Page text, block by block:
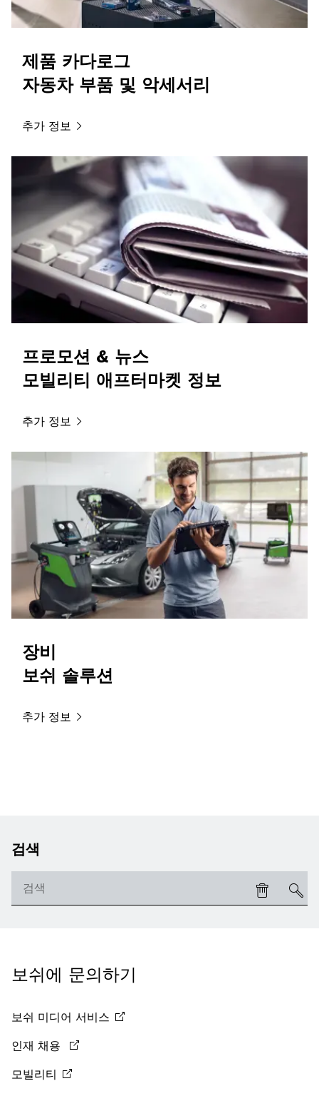
제품 카다로그
자동차 부품 및 악세서리
추가 정보
프로모션 & 뉴스
모빌리티 애프터마켓 정보
추가 정보
장비
보쉬 솔루션
추가 정보
검색
보쉬에 문의하기
보쉬 미디어 서비스
인재 채용
모빌리티